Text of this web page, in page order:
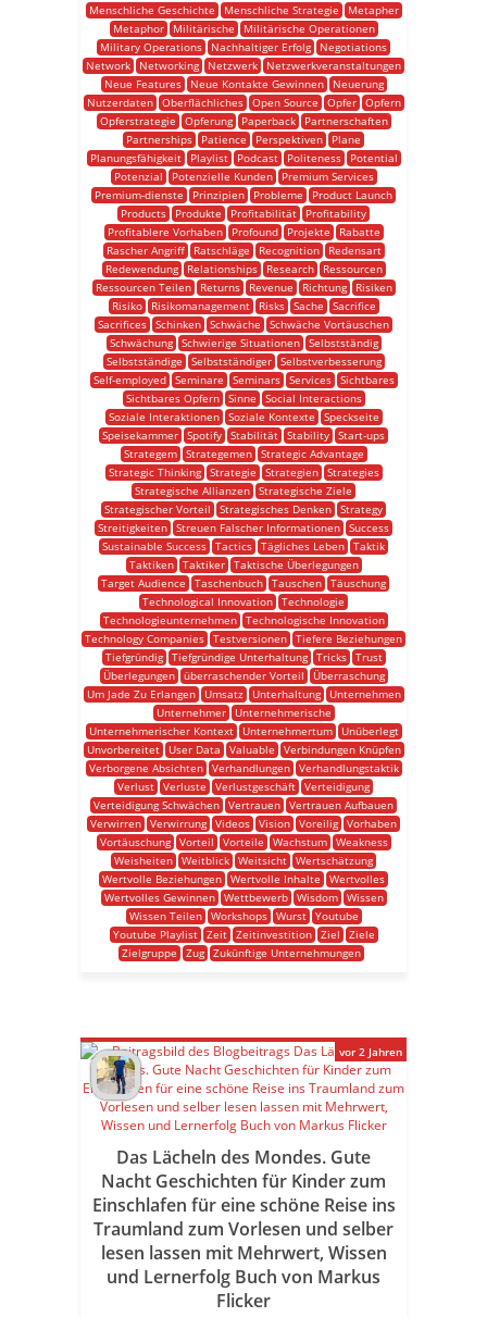
Menschliche Geschichte
Menschliche Strategie
Metapher
Metaphor
Militärische
Militärische Operationen
Military Operations
Nachhaltiger Erfolg
Negotiations
Network
Networking Netzwerk
Netzwerkveranstaltungen
Neue Features
Neue Kontakte Gewinnen
Neuerung
Nutzerdaten
Oberflächliches Open Source Opfer
Opfern
Opferstrategie
Opferung Paperback
Partnerschaften
Partnerships
Patience Perspektiven
Plane
Planungsfähigkeit
Playlist Podcast Politeness
Potential
Potenzial
Potenzielle Kunden
Premium Services
Premium-dienste
Prinzipien Probleme
Product Launch
Products
Produkte Profitabilität
Profitability
Profitablere Vorhaben
Profound Projekte
Rabatte
Rascher Angriff
Ratschläge Recognition
Redensart
Redewendung
Relationships Research
Ressourcen
Ressourcen Teilen
Returns Revenue Richtung
Risiken
Risiko
Risikomanagement Risks Sache
Sacrifice
Sacrifices Schinken Schwäche
Schwäche Vortäuschen
Schwächung
Schwierige Situationen
Selbstständig
Selbstständige
Selbstständiger
Selbstverbesserung
Self-employed
Seminare Seminars Services
Sichtbares
Sichtbares Opfern
Sinne
Social Interactions
Soziale Interaktionen
Soziale Kontexte
Speckseite
Speisekammer Spotify Stabilität Stability Start-ups
Strategem
Strategemen
Strategic Advantage
Strategic Thinking
Strategie Strategien
Strategies
Strategische Allianzen Strategische Ziele
Strategischer Vorteil
Strategisches Denken Strategy
Streitigkeiten Streuen Falscher Informationen Success
Sustainable Success Tactics Tägliches Leben Taktik
Taktiken
Taktiker
Taktische Überlegungen
Target Audience
Taschenbuch Tauschen Täuschung
Technological Innovation Technologie
Technologieunternehmen
Technologische Innovation
Technology Companies Testversionen Tiefere Beziehungen
Tiefgründig
Tiefgründige Unterhaltung Tricks
Trust
Überlegungen
überraschender Vorteil
Überraschung
Um Jade Zu Erlangen
Umsatz Unterhaltung
Unternehmen
Unternehmer
Unternehmerische
Unternehmerischer Kontext
Unternehmertum
Unüberlegt
Unvorbereitet
User Data Valuable
Verbindungen Knüpfen
Verborgene Absichten
Verhandlungen
Verhandlungstaktik
Verlust Verluste Verlustgeschäft Verteidigung
Verteidigung Schwächen Vertrauen Vertrauen Aufbauen
Verwirren Verwirrung Videos Vision Voreilig Vorhaben
Vortäuschung
Vorteil Vorteile Wachstum
Weakness
Weisheiten Weitblick Weitsicht Wertschätzung
Wertvolle Beziehungen Wertvolle Inhalte
Wertvolles
Wertvolles Gewinnen
Wettbewerb Wisdom
Wissen
Wissen Teilen
Workshops Wurst
Youtube
Youtube Playlist
Zeit Zeitinvestition Ziel
Ziele
Zielgruppe
Zug Zukünftige Unternehmungen
Das Lächeln des Mondes. Gute
Nacht Geschichten für Kinder zum
Einschlafen für eine schöne Reise ins
Traumland zum Vorlesen und selber
lesen lassen mit Mehrwert, Wissen
und Lernerfolg Buch von Markus
Flicker
vor 2 Jahren